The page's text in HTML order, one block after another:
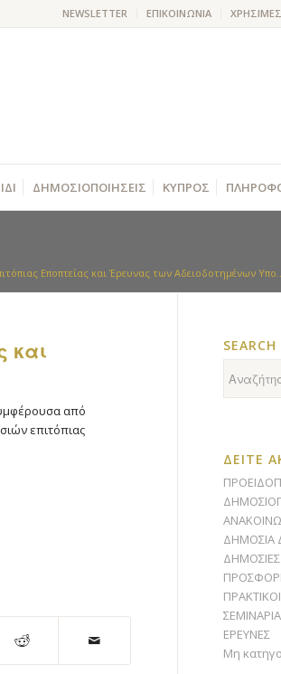
NEWSLETTER ΕΠΙΚΟΙΝΩΝΙΑ
ΔΗΜΟΣΙΟΠΟΙΗΣΕΙΣ ΚΥΠΡΟΣ
Εποπτείας και Έρευνας των Αδειοδοτημένων Υπο...
και
από
επιτόπιας
SEARCH
ΔΕΙΤΕ
ΔΗΜΟΣΙΑ
ΔΗΜΟΣΙΕΣ
ΕΡΕΥΝΕΣ
Μη